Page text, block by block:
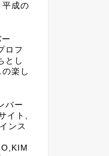
平成の
ロフ
とし
楽し
バー
イト,
ンス